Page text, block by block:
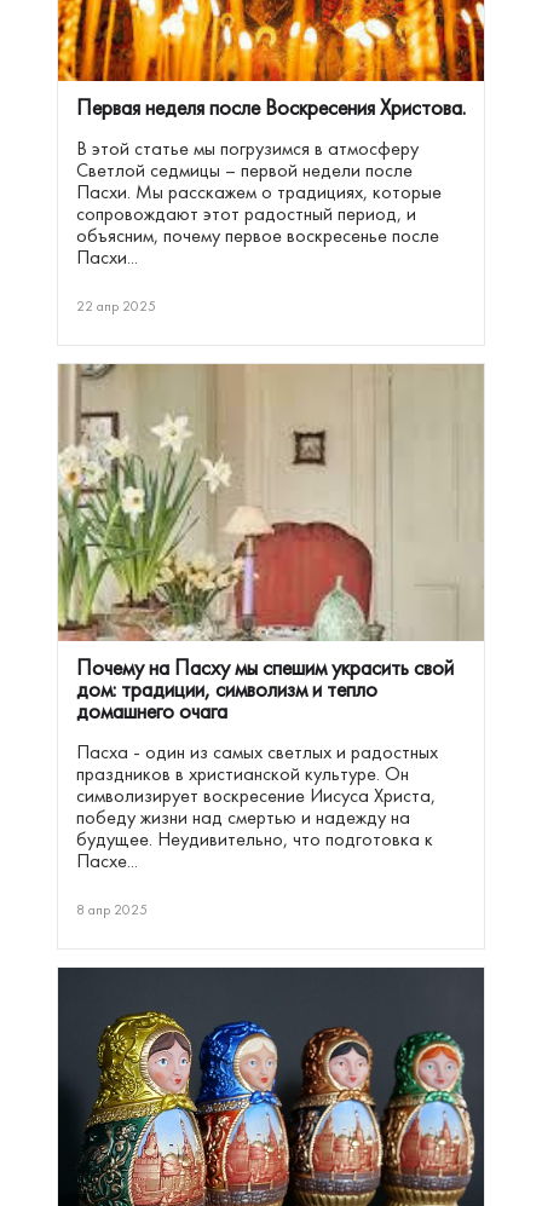
Первая неделя после Воскресения Христова.
В этой статье мы погрузимся в атмосферу
Светлой седмицы – первой недели после
Пасхи. Мы расскажем о традициях, которые
сопровождают этот радостный период, и
объясним, почему первое воскресенье после
Пасхи...
22 апр 2025
Почему на Пасху мы спешим украсить свой
дом: традиции, символизм и тепло
домашнего очага
Пасха - один из самых светлых и радостных
праздников в христианской культуре. Он
символизирует воскресение Иисуса Христа,
победу жизни над смертью и надежду на
будущее. Неудивительно, что подготовка к
Пасхе...
8 апр 2025